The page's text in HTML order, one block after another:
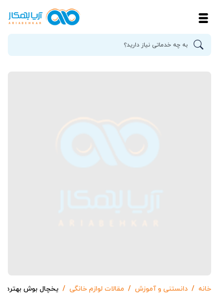
خانه دانستنی و آموزش مقالات لوازم خانگی یخچال بوش بهتره